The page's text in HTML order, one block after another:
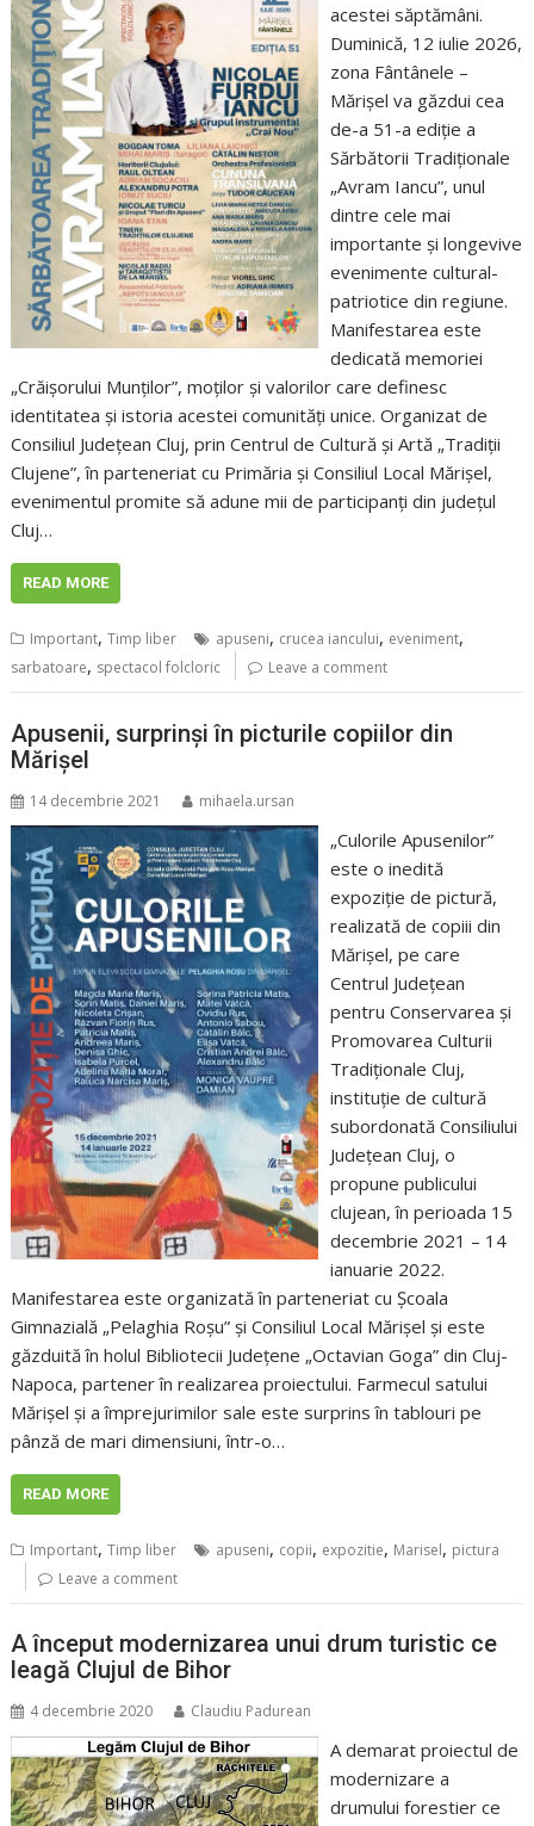
acestei săptămâni.
Duminică, 12 iulie 2026,
zona Fântânele –
Mărișel va găzdui cea
de-a 51-a ediție a
Sărbătorii Tradiționale
„Avram Iancu”, unul
dintre cele mai
importante și longevive
evenimente cultural-
patriotice din regiune.
Manifestarea este
dedicată memoriei
„Crăișorului Munților”, moților și valorilor care definesc
identitatea și istoria acestei comunități unice. Organizat de
Consiliul Județean Cluj, prin Centrul de Cultură și Artă „Tradiții
Clujene”, în parteneriat cu Primăria și Consiliul Local Mărișel,
evenimentul promite să adune mii de participanți din județul
Cluj…
READ MORE
Important,Timp liber apuseni, crucea iancului, eveniment,
sarbatoare, spectacol folcloric Leave a comment
Apusenii, surprinși în picturile copiilor din
Mărișel
14 decembrie 2021 mihaela.ursan
„Culorile Apusenilor”
este o inedită
expoziție de pictură,
realizată de copiii din
Mărișel, pe care
Centrul Județean
pentru Conservarea și
Promovarea Culturii
Tradiționale Cluj,
instituție de cultură
subordonată Consiliului
Județean Cluj, o
propune publicului
clujean, în perioada 15
decembrie 2021 – 14
ianuarie 2022.
Manifestarea este organizată în parteneriat cu Școala
Gimnazială „Pelaghia Roșu” și Consiliul Local Mărișel și este
găzduită în holul Bibliotecii Județene „Octavian Goga” din Cluj-
Napoca, partener în realizarea proiectului. Farmecul satului
Mărișel și a împrejurimilor sale este surprins în tablouri pe
pânză de mari dimensiuni, într-o…
READ MORE
Important,Timp liber apuseni, copii, expozitie, Marisel, pictura
Leave a comment
A început modernizarea unui drum turistic ce
leagă Clujul de Bihor
4 decembrie 2020 Claudiu Padurean
A demarat proiectul de
modernizare a
drumului forestier ce